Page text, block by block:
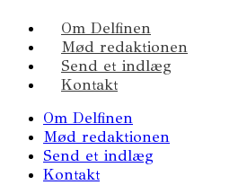
Om Delfinen
Mød redaktionen
Send et indlæg
Kontakt
Om Delfinen
Mød redaktionen
Send et indlæg
Kontakt